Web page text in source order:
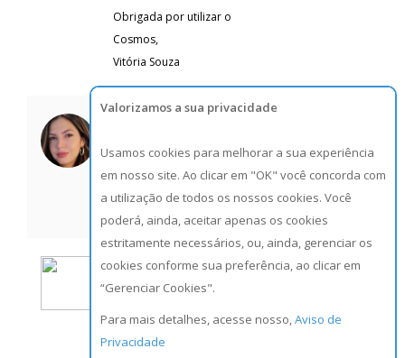
Obrigada por utilizar o
Cosmos,
Vitória Souza
em Mar 11 2016 at 02:11
-03.
Comentário excluído por
sangela stuck.
Felipe Espindola
Postado em Abr 18 2016 at
Boa tarde. Em relação ao ICMS,
esse item não deixou de ser
Votos
Valorizamos a sua privacidade
Usamos cookies para melhorar a sua experiência
em nosso site. Ao clicar em "OK" você concorda com
a utilização de todos os nossos cookies. Você
poderá, ainda, aceitar apenas os cookies
estritamente necessários, ou, ainda, gerenciar os
cookies conforme sua preferência, ao clicar em
“Gerenciar Cookies".
Para mais detalhes, acesse nosso,Aviso de
Privacidade